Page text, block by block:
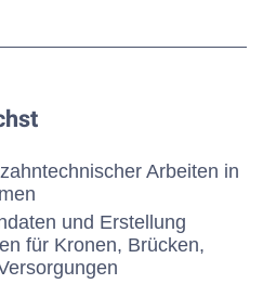
Arbeiten in
und Erstellung
für Kronen, Brücken,